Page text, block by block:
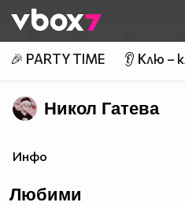
👾
🎉 PARTY TIME 👂 Клю –
Никол Гатева
Инфо
Любими